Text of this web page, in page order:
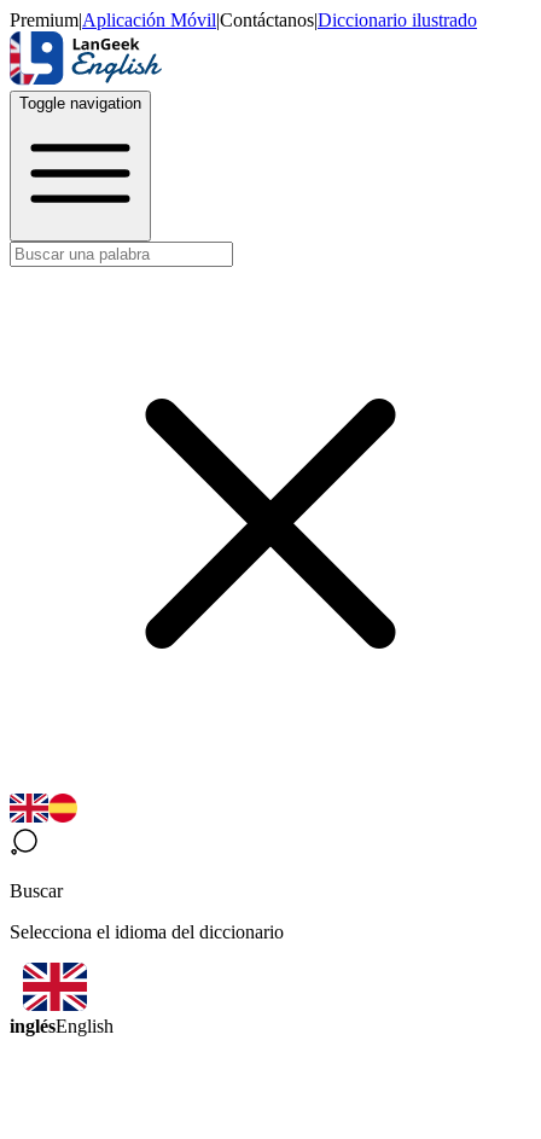
Premium|Aplicación Móvil|Contáctanos|Diccionario ilustrado
Toggle navigation
Buscar
Selecciona el idioma del diccionario
inglésEnglish